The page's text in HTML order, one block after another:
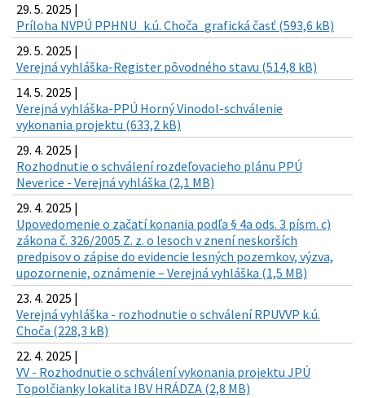
29. 5. 2025 |
Príloha NVPÚ PPHNU_k.ú. Choča_grafická časť (593,6 kB)
29. 5. 2025 |
Verejná vyhláška-Register pôvodného stavu (514,8 kB)
14. 5. 2025 |
Verejná vyhláška-PPÚ Horný Vinodol-schválenie
vykonania projektu (633,2 kB)
29. 4. 2025 |
Rozhodnutie o schválení rozdeľovacieho plánu PPÚ
Neverice - Verejná vyhláška (2,1 MB)
29. 4. 2025 |
Upovedomenie o začatí konania podľa § 4a ods. 3 písm. c)
zákona č. 326/2005 Z. z. o lesoch v znení neskorších
predpisov o zápise do evidencie lesných pozemkov, výzva,
upozornenie, oznámenie – Verejná vyhláška (1,5 MB)
23. 4. 2025 |
Verejná vyhláška - rozhodnutie o schválení RPUVVP k.ú.
Choča (228,3 kB)
22. 4. 2025 |
VV - Rozhodnutie o schválení vykonania projektu JPÚ
Topolčianky lokalita IBV HRÁDZA (2,8 MB)